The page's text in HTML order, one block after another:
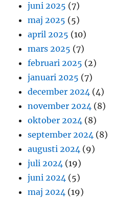
juni 2025 (7)
maj 2025 (5)
april 2025 (10)
mars 2025 (7)
februari 2025 (2)
januari 2025 (7)
december 2024 (4)
november 2024 (8)
oktober 2024 (8)
september 2024 (8)
augusti 2024 (9)
juli 2024 (19)
juni 2024 (5)
maj 2024 (19)